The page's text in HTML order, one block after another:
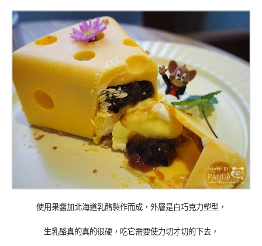
使用果醬加北海道乳酪製作而成，外層是白巧克力塑型，
生乳酪真的真的很硬，吃它需要使力切才切的下去，